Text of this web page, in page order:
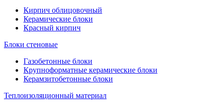
Кирпич облицовочный
Керамические блоки
Красный кирпич
Блоки стеновые
Газобетонные блоки
Крупноформатные керамические блоки
Керамзитобетонные блоки
Теплоизоляционный материал